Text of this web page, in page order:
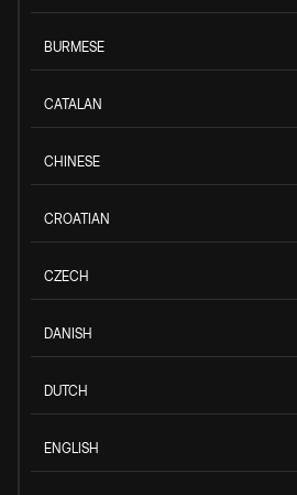
BURMESE
CATALAN
CHINESE
CROATIAN
CZECH
DANISH
DUTCH
ENGLISH